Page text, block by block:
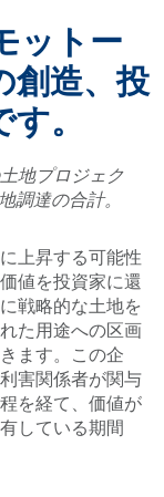
ットー
創造、投
。
地プロジェク
調達の合計。
上昇する可能性
値を投資家に還
戦略的な土地を
た用途への区画
ます。この企
害関係者が関与
を経て、価値が
している期間